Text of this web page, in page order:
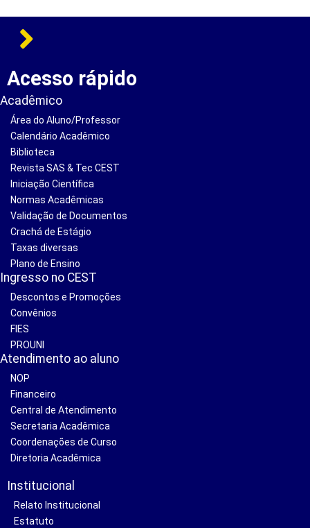
Acesso rápido
Acadêmico
Área do Aluno/Professor
Calendário Acadêmico
Biblioteca
Revista SAS & Tec CEST
Iniciação Científica
Normas Acadêmicas
Validação de Documentos
Crachá de Estágio
Taxas diversas
Plano de Ensino
Ingresso no CEST
Descontos e Promoções
Convênios
FIES
PROUNI
Atendimento ao aluno
NOP
Financeiro
Central de Atendimento
Secretaria Acadêmica
Coordenações de Curso
Diretoria Acadêmica
Institucional
Relato Institucional
Estatuto